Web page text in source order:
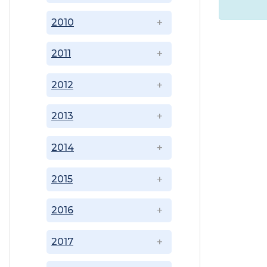
2010
2011
2012
2013
2014
2015
2016
2017